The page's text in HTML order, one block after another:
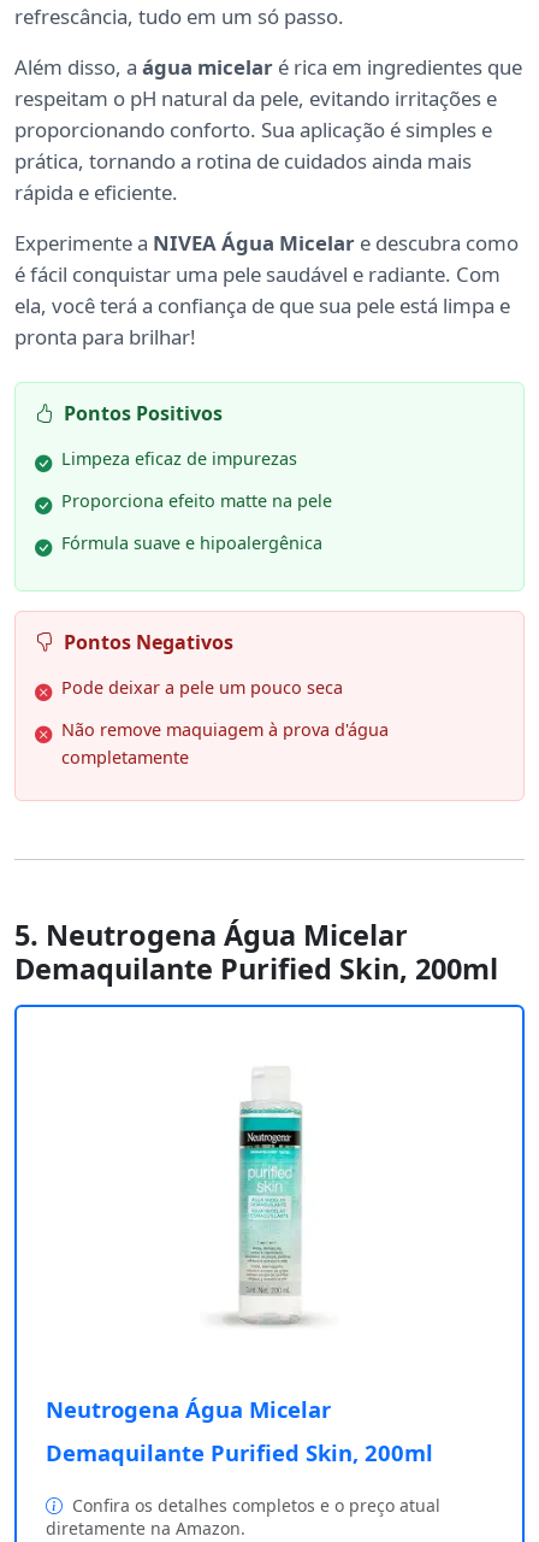
refrescância, tudo em um só passo.
Além disso, a água micelar é rica em ingredientes que
respeitam o pH natural da pele, evitando irritações e
proporcionando conforto. Sua aplicação é simples e
prática, tornando a rotina de cuidados ainda mais
rápida e eficiente.
Experimente a NIVEA Água Micelar e descubra como
é fácil conquistar uma pele saudável e radiante. Com
ela, você terá a confiança de que sua pele está limpa e
pronta para brilhar!
Pontos Positivos
Limpeza eficaz de impurezas
Proporciona efeito matte na pele
Fórmula suave e hipoalergênica
Pontos Negativos
Pode deixar a pele um pouco seca
Não remove maquiagem à prova d'água
completamente
5. Neutrogena Água Micelar
Demaquilante Purified Skin, 200ml
Neutrogena Água Micelar
Demaquilante Purified Skin, 200ml
Confira os detalhes completos e o preço atual
diretamente na Amazon.